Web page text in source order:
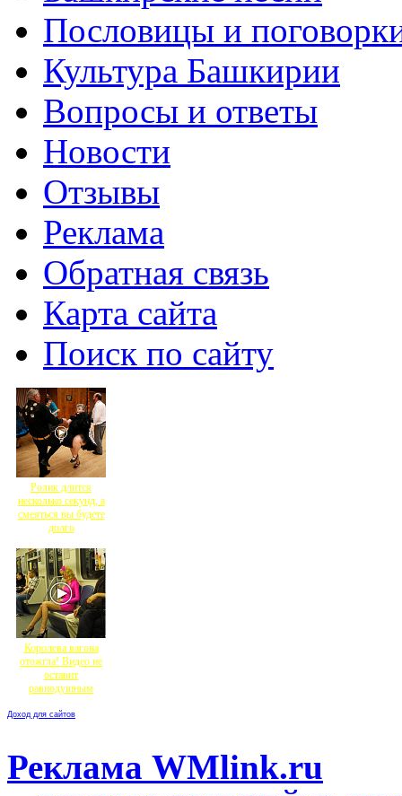
Пословицы и
Культура Башкирии
Вопросы и ответы
Новости
Отзывы
Реклама
Обратная связь
Карта сайта
Поиск по сайту
Ролик длится
несколько секунд, а
смеяться вы будете
долго
Королева вагона
отожгла! Видео не
оставит
равнодушным
Доход для сайтов
Реклама WMlink.ru